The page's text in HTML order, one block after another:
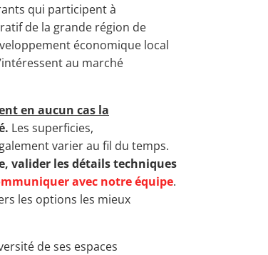
qui participent à
de la grande région de
économique local
au marché
en aucun cas la
Les superficies,
varier au fil du temps.
valider les détails techniques
avec notre équipe.
les options les mieux
de ses espaces